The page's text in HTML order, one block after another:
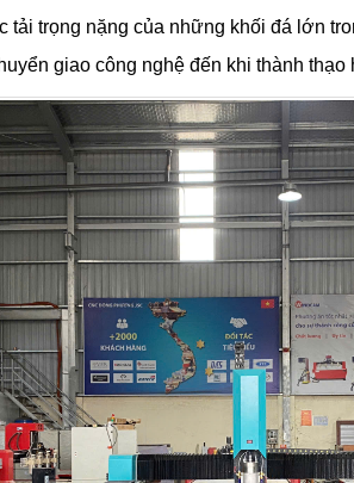
tải trọng nặng của những khối đá lớn
giao công nghệ đến khi thành thạo